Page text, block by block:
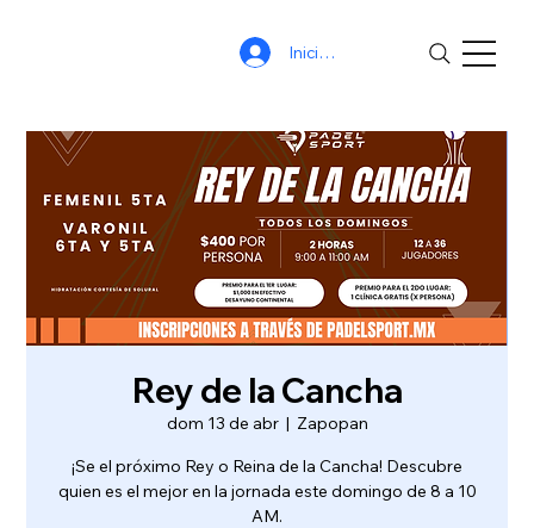
Iniciar sesión
Rey de la Cancha
dom 13 de abr
  |
Zapopan
¡Se el próximo Rey o Reina de la Cancha! Descubre
quien es el mejor en la jornada este domingo de 8 a 10
AM.